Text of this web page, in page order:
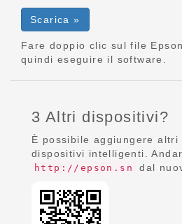
Scarica »
Fare doppio clic sul file
quindi eseguire il software.
3 Altri dispositivi?
È possibile aggiungere altri
dispositivi intelligenti.
http://epson.sn dal